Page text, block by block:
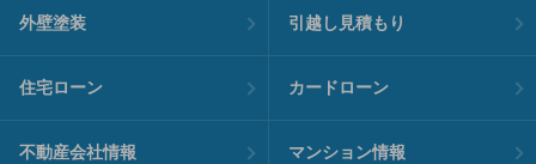
外壁塗装 引越し見積もり
住宅ローン カードローン
不動産会社情報 マンション情報